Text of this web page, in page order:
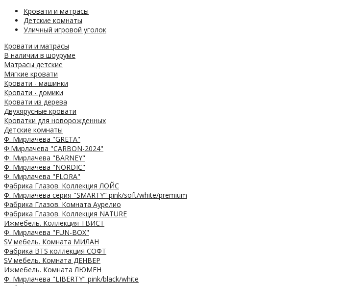
Кровати и матрасы
Детские комнаты
Уличный игровой уголок
Кровати и матрасы
В наличии в шоуруме
Матрасы детские
Мягкие кровати
Кровати - машинки
Кровати - домики
Кровати из дерева
Двухярусные кровати
Кроватки для новорожденных
Детские комнаты
Ф. Мирлачева "GRETA"
Ф.Мирлачева "CARBON-2024"
Ф. Мирлачева "BARNEY"
Ф. Мирлачева "NORDIC"
Ф. Мирлачева "FLORA"
Фабрика Глазов. Коллекция ЛОЙС
Ф. Мирлачева серия "SMARTY" pink/soft/white/premium
Фабрика Глазов. Комната Аурелио
Фабрика Глазов. Коллекция NATURE
Ижмебель. Коллекция ТВИСТ
Ф. Мирлачева "FUN-BOX"
SV мебель. Комната МИЛАН
Фабрика BTS коллекция СОФТ
SV мебель. Комната ДЕНВЕР
Ижмебель. Комната ЛЮМЕН
Ф. Мирлачева "LIBERTY" pink/black/white